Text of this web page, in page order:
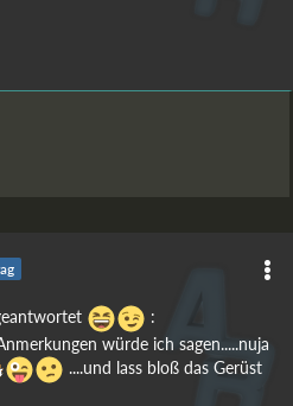
:
würde ich sagen.....nuja
....und lass bloß das Gerüst